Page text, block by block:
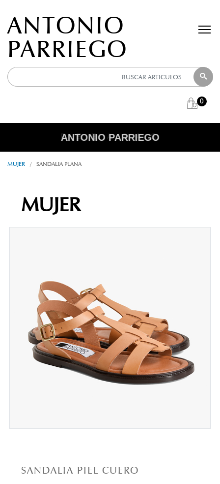
ANTONIO
PARRIEGO
0
R E B A J A S
ANTONIO PARRIEGO
MUJER / SANDALIA PLANA
MUJER
SANDALIA PIEL CUERO